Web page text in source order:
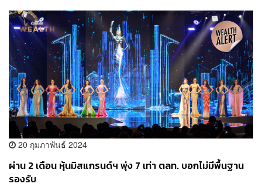
20 กุมภาพันธ์ 2024
ผ่าน 2 เดือน หุ้นมิสแกรนด์ฯ พุ่ง 7 เท่า ตลท. บอกไม่มีพื้นฐาน
รองรับ